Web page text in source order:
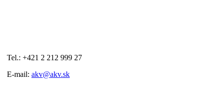
Tel.: +421 2 212 999 27
E-mail: akv@akv.sk